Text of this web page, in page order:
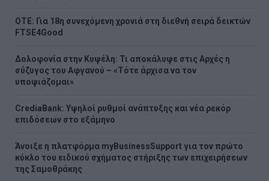
ΟΤΕ: Για 18η συνεχόμενη χρονιά στη διεθνή σειρά δεικτών
FTSE4Good
Δολοφονία στην Κυψέλη: Τι αποκάλυψε στις Αρχές η
σύζυγος του Αφγανού – «Τότε άρχισα να τον
υποψιάζομαι»
CrediaBank: Υψηλοί ρυθμοί ανάπτυξης και νέα ρεκόρ
επιδόσεων στο εξάμηνο
Άνοιξε η πλατφόρμα myBusinessSupport για τον πρώτο
κύκλο του ειδικού σχήματος στήριξης των επιχειρήσεων
της Σαμοθράκης